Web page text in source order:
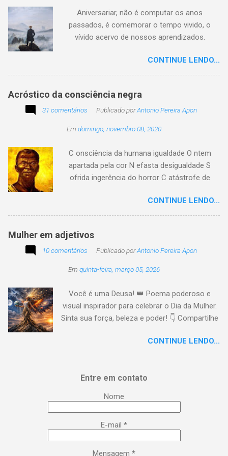
compartilhando o crédito correto.
Aniversariar, não é computar os anos
passados, é comemorar o tempo vivido, o
vívido acervo de nossos aprendizados.
existir. Há quem simplesmente assista o tempo
e a vida passarem. Mas, há também quem
apenas passe alheio a tudo, tem quem aprenda
com o passar... Eu tenho aprendido:
CONTINUE LENDO...
Acróstico da consciência negra
31 comentários Publicado porAntonio Pereira Apon
Em domingo, novembro 08, 2020
C onsciência da humana igualdade O ntem
apartada pela cor N efasta desigualdade S
ofrida ingerência do horror C atástrofe de
tempo o preito N egritude sempre linda C ultura
multicolor I rmanados na cidadania A gentes
CONTINUE LENDO...
Mulher em adjetivos
10 comentários Publicado porAntonio Pereira Apon
Em quinta-feira, março 05, 2026
Você é uma Deusa! 👑 Poema poderoso e
visual inspirador para celebrar o Dia da Mulher.
Sinta sua força, beleza e poder! 👇 Compartilhe
arrepios! 👇 Este poema/música é uma
capturar a essência da mulher em todas as
suas facetas: da força de uma guerreira à
delicadeza de uma musa, da inteligência
lembrete lírico de que você é uma Deusa:
poderosa, empoderada, transformadora e,
acima de tudo, extraordinária. Esse é o seu
CONTINUE LENDO...
Entre em contato
Nome
E-mail *
Mensagem *